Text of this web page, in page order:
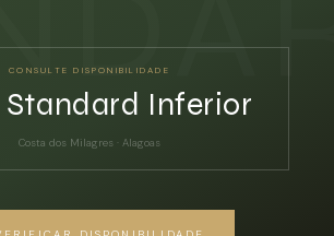
CONSULTE DISPONIBILIDADE
Standard Inferior
Costa dos Milagres · Alagoas